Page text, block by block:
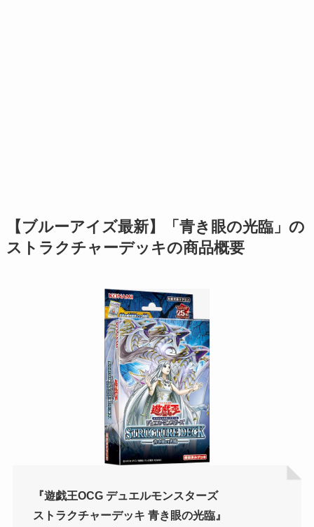
【ブルーアイズ最新】「青き眼の光臨」の
ストラクチャーデッキの商品概要
『遊戯王OCG デュエルモンスターズ
ストラクチャーデッキ 青き眼の光臨』